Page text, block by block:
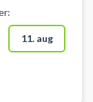
11. aug